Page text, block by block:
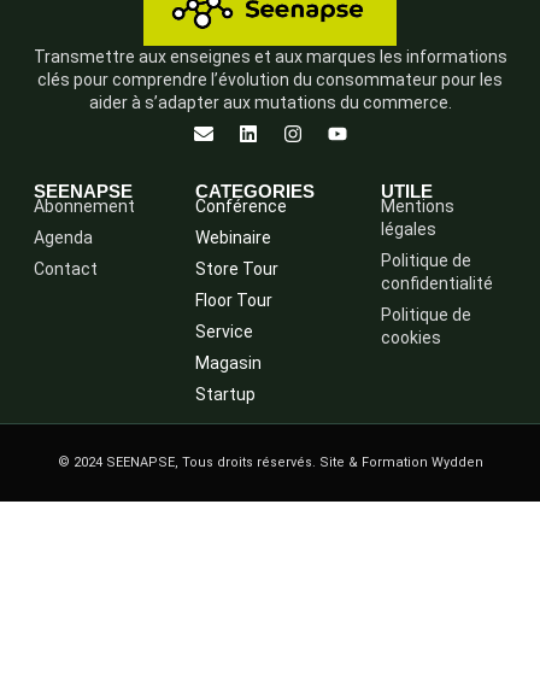
Transmettre aux enseignes et aux marques les informations
clés pour comprendre l’évolution du consommateur pour les
aider à s’adapter aux mutations du commerce.
SEENAPSE
Abonnement
Agenda
Contact
CATEGORIES
Conférence
Webinaire
Store Tour
Floor Tour
Service
Magasin
Startup
UTILE
Mentions
légales
Politique de
confidentialité
Politique de
cookies
© 2024 SEENAPSE, Tous droits réservés. Site & Formation Wydden